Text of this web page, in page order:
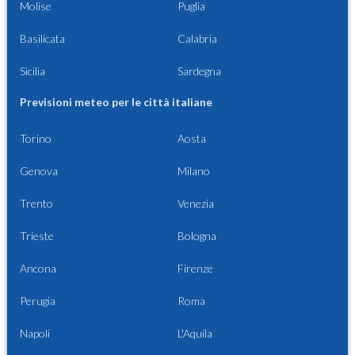
Molise Puglia
Basilicata Calabria
Sicilia Sardegna
Previsioni meteo per le città italiane
Torino Aosta
Genova Milano
Trento Venezia
Trieste Bologna
Ancona Firenze
Perugia Roma
Napoli L'Aquila